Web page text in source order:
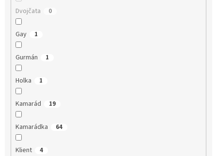
Dvojčata 0
Gay 1
Gurmán 1
Holka 1
Kamarád 19
Kamarádka 64
Klient 4